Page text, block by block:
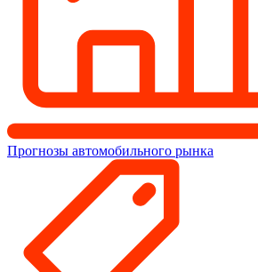
Прогнозы автомобильного рынка